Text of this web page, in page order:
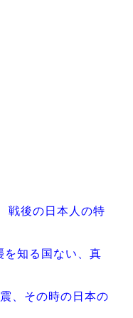
戦後の日本人の特
を知る国ない、真
、その時の日本の